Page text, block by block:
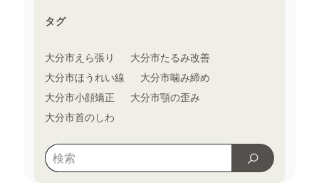
タグ
大分市えら張り
大分市たるみ改善
大分市ほうれい線
大分市噛み締め
大分市小顔矯正
大分市顎の歪み
大分市首のしわ